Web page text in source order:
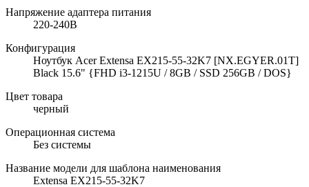
Напряжение адаптера питания
220-240В
Конфигурация
Ноутбук Acer Extensa EX215-55-32K7 [NX.EGYER.01T]
Black 15.6" {FHD i3-1215U / 8GB / SSD 256GB / DOS}
Цвет товара
черный
Операционная система
Без системы
Название модели для шаблона наименования
Extensa EX215-55-32K7